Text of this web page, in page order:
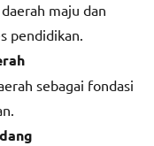
maju dan
pendidikan.
sebagai fondasi